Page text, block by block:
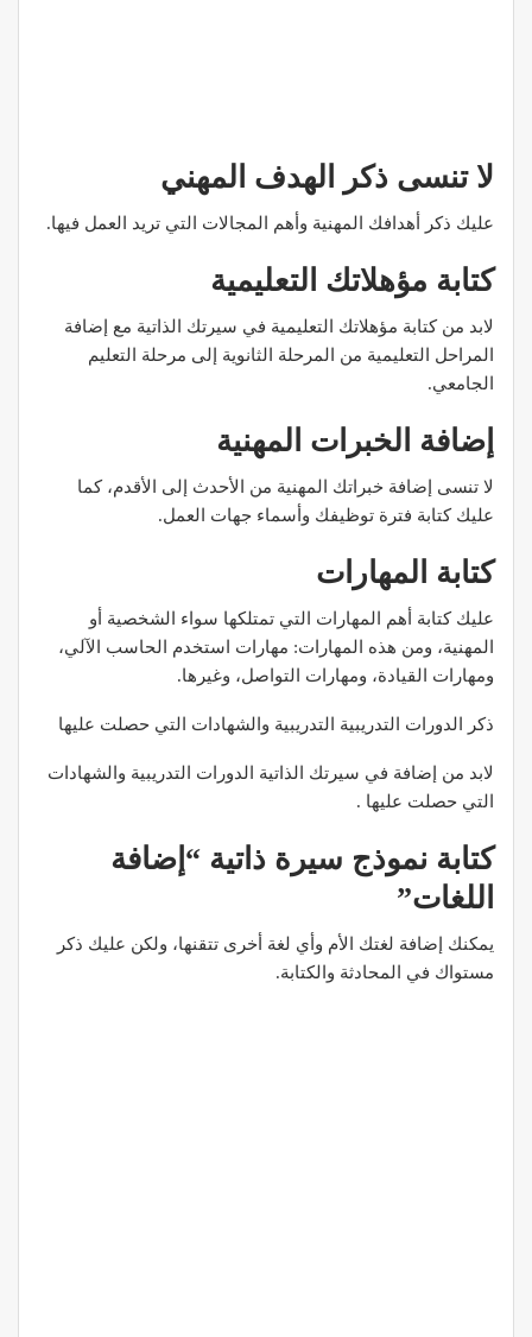
لا تنسى ذكر الهدف المهني
عليك ذكر أهدافك المهنية وأهم المجالات التي تريد العمل فيها.
كتابة مؤهلاتك التعليمية
لابد من كتابة مؤهلاتك التعليمية في سيرتك الذاتية مع إضافة
المراحل التعليمية من المرحلة الثانوية إلى مرحلة التعليم
الجامعي.
إضافة الخبرات المهنية
لا تنسى إضافة خبراتك المهنية من الأحدث إلى الأقدم، كما
عليك كتابة فترة توظيفك وأسماء جهات العمل.
كتابة المهارات
عليك كتابة أهم المهارات التي تمتلكها سواء الشخصية أو
المهنية، ومن هذه المهارات: مهارات استخدم الحاسب الآلي،
ومهارات القيادة، ومهارات التواصل، وغيرها.
ذكر الدورات التدريبية التدريبية والشهادات التي حصلت عليها
لابد من إضافة في سيرتك الذاتية الدورات التدريبية والشهادات
التي حصلت عليها .
كتابة نموذج سيرة ذاتية “إضافة
اللغات”
يمكنك إضافة لغتك الأم وأي لغة أخرى تتقنها، ولكن عليك ذكر
مستواك في المحادثة والكتابة.